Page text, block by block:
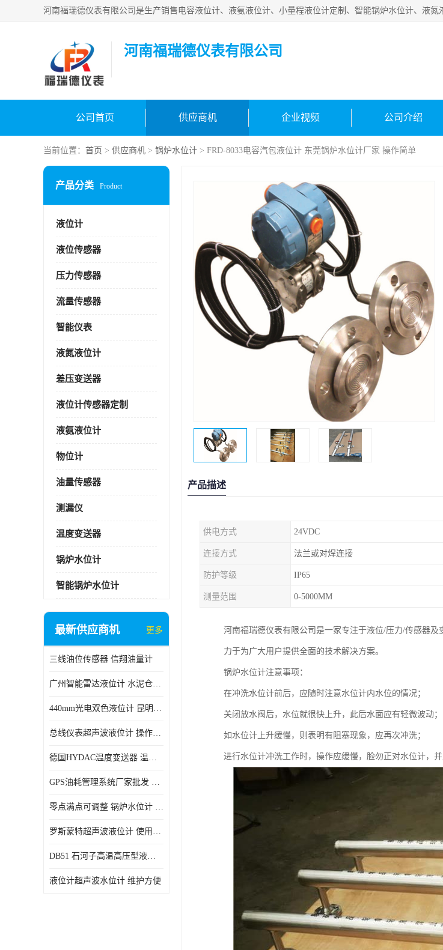
河南福瑞德仪表有限公司
公司首页 供应商机 企业视频 公司介绍
当前位置： 首页 > 供应商机 > 锅炉水位计 > FRD-8033电容汽包液位计 东莞锅炉水位计厂家 操作简单
产品分类 Product
液位计
液位传感器
压力传感器
流量传感器
智能仪表
液氮液位计
差压变送器
液位计传感器定制
液氨液位计
物位计
油量传感器
测漏仪
温度变送器
锅炉水位计
智能锅炉水位计
最新供应商机 更多
三线油位传感器 信翔油量计
广州智能雷达液位计 水泥仓料位
440mm光电双色液位计 昆明锅炉汽包用光电液位计
总线仪表超声波液位计 操作简单
德国HYDAC温度变送器 温度变送器工作原理 市场性价比优
GPS油耗管理系统厂家批发 CR-606 汽车油位传感器故障
零点满点可调整 锅炉水位计 太原智能锅炉汽包液位计生产厂家
罗斯蒙特超声波液位计 使用寿命长
DB51 石河子高温高压型液位变送器 性能稳定
液位计超声波水位计 维护方便
产品描述
供电方式 24VDC
连接方式 法兰或对焊连接
防护等级 IP65
测量范围 0-5000MM
河南福瑞德仪表有限公司是一家专注于液位/压力/传感器
力于为广大用户提供全面的技术解决方案。
锅炉水位计注意事项：
在冲洗水位计前后，应随时注意水位计内水位的情况；
关闭放水阀后，水位就很快上升，此后水面应有轻微波动；
如水位计上升缓慢，则表明有阻塞现象，应再次冲洗；
进行水位计冲洗工作时，操作应缓慢，脸勿正对水位计，并